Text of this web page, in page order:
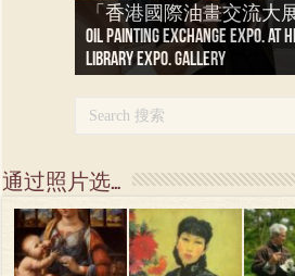
「香港國際油畫交流大
oil painting exchange expo. at
Library Expo. Gallery
法国艺术家 弗朗索瓦·巴
Peintre Francois Bhavsar
「香港油画大展」 — 疫
于港 Oil painting at Hong Kong
Expo. Gallery
沙特阿拉伯【旅游写生
Peindre en Djeddah
布列塔尼【写生】( 2 )
Bretagne
布列塔尼【写生】( 1 )
Bretagne
通过照片选…